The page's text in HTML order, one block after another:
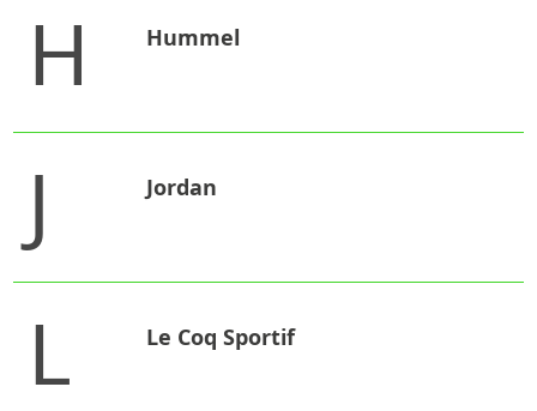
H Hummel
J Jordan
L Le Coq Sportif